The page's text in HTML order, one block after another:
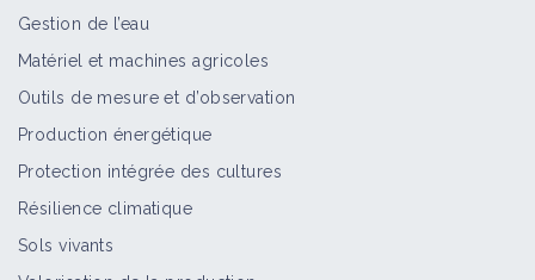
Gestion de l’eau
Matériel et machines agricoles
Outils de mesure et d’observation
Production énergétique
Protection intégrée des cultures
Résilience climatique
Sols vivants